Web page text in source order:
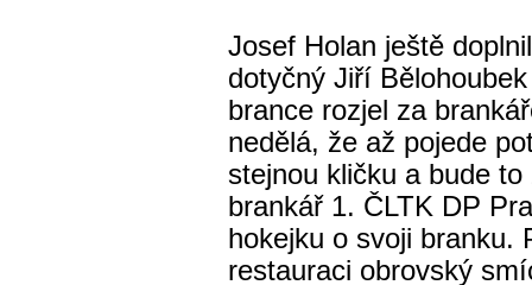
Josef Holan ještě
dotyčný Jiří
brance rozjel za
nedělá, že až pojede
stejnou kličku a bude
brankář 1. ČLTK DP
hokejku o svoji branku.
restauraci obrovský